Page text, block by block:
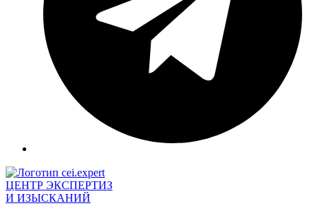
ЦЕНТР ЭКСПЕРТИЗ
И ИЗЫСКАНИЙ